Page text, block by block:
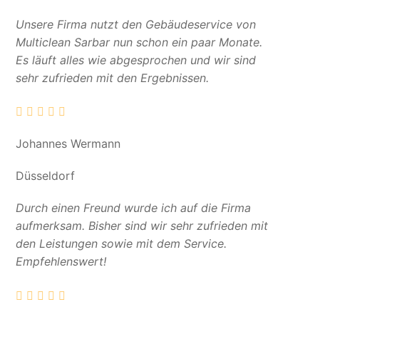
Unsere Firma nutzt den Gebäudeservice von
Multiclean Sarbar nun schon ein paar Monate.
Es läuft alles wie abgesprochen und wir sind
sehr zufrieden mit den Ergebnissen.
Johannes Wermann
Düsseldorf
Durch einen Freund wurde ich auf die Firma
aufmerksam. Bisher sind wir sehr zufrieden mit
den Leistungen sowie mit dem Service.
Empfehlenswert!